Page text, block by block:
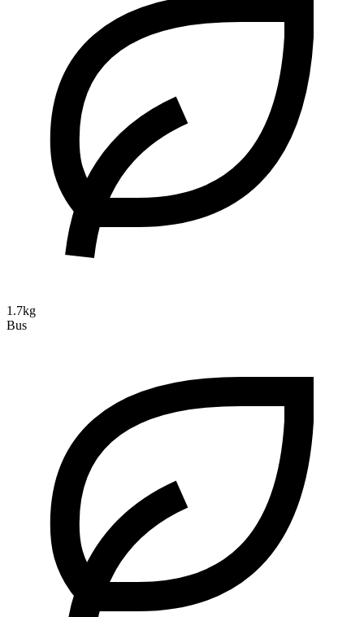
1.7kg
Bus